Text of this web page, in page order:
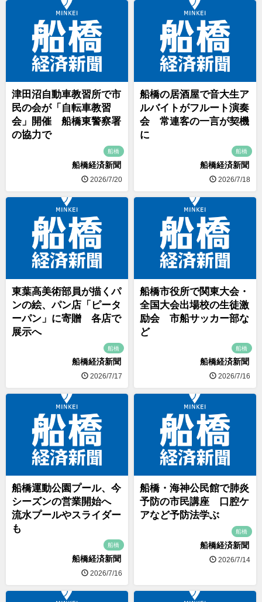
津田沼自動車教習所で市
民の会が「自転車教習
会」開催 船橋東警察署
の協力で
船橋
船橋経済新聞
2026/7/20
船橋の居酒屋で音大生ア
ルバイトがフルート演奏
会 常連客の一言が契機
に
船橋
船橋経済新聞
2026/7/18
東葉高美術部員が描くパ
ンの絵、パン店「ピータ
ーパン」に寄贈 各店で
展示へ
船橋
船橋経済新聞
2026/7/17
船橋市役所で関東大会・
全国大会出場校の生徒激
励会 市船サッカー部な
ど
船橋
船橋経済新聞
2026/7/16
船橋運動公園プール、今
シーズンの営業開始へ
流水プールやスライダー
も
船橋
船橋経済新聞
2026/7/16
船橋・海神公民館で肺炎
予防の市民講座 口腔ケ
アなど予防法学ぶ
船橋
船橋経済新聞
2026/7/14